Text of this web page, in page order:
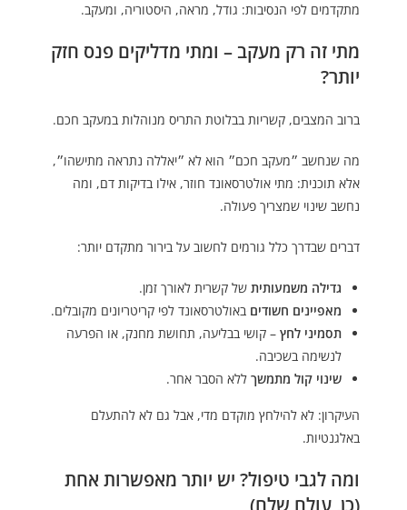
מתקדמים לפי הנסיבות: גודל, מראה, היסטוריה, ומעקב.
מתי זה רק מעקב – ומתי מדליקים פנס חזק
יותר?
ברוב המצבים, קשריות בבלוטת התריס מנוהלות במעקב חכם.
מה שנחשב ״מעקב חכם״ הוא לא ״יאללה נתראה מתישהו״,
אלא תוכנית: מתי אולטרסאונד חוזר, אילו בדיקות דם, ומה
נחשב שינוי שמצריך פעולה.
דברים שבדרך כלל גורמים לחשוב על בירור מתקדם יותר:
גדילה משמעותית של קשרית לאורך זמן.
מאפיינים חשודים באולטרסאונד לפי קריטריונים מקובלים.
תסמיני לחץ – קושי בבליעה, תחושת מחנק, או הפרעה
לנשימה בשכיבה.
שינוי קול מתמשך ללא הסבר אחר.
העיקרון: לא להילחץ מוקדם מדי, אבל גם לא להתעלם
באלגנטיות.
ומה לגבי טיפול? יש יותר מאפשרות אחת